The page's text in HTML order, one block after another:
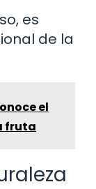
es
de la
el
fruta